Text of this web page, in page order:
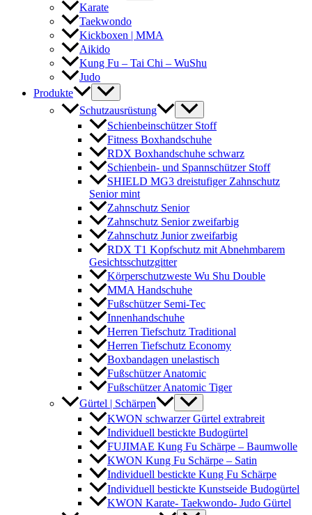
Karate
Taekwondo
Kickboxen | MMA
Aikido
Kung Fu – Tai Chi – WuShu
Judo
Produkte
Schutzausrüstung
Schienbeinschützer Stoff
Fitness Boxhandschuhe
RDX Boxhandschuhe schwarz
Schienbein- und Spannschützer Stoff
SHIELD MG3 dreistufiger Zahnschutz
Senior mint
Zahnschutz Senior
Zahnschutz Senior zweifarbig
Zahnschutz Junior zweifarbig
RDX T1 Kopfschutz mit Abnehmbarem
Gesichtsschutzgitter
Körperschutzweste Wu Shu Double
MMA Handschuhe
Fußschützer Semi-Tec
Innenhandschuhe
Herren Tiefschutz Traditional
Herren Tiefschutz Economy
Boxbandagen unelastisch
Fußschützer Anatomic
Fußschützer Anatomic Tiger
Gürtel | Schärpen
KWON schwarzer Gürtel extrabreit
Individuell bestickte Budogürtel
FUJIMAE Kung Fu Schärpe – Baumwolle
KWON Kung Fu Schärpe – Satin
Individuell bestickte Kung Fu Schärpe
Individuell bestickte Kunstseide Budogürtel
KWON Karate- Taekwondo- Judo Gürtel